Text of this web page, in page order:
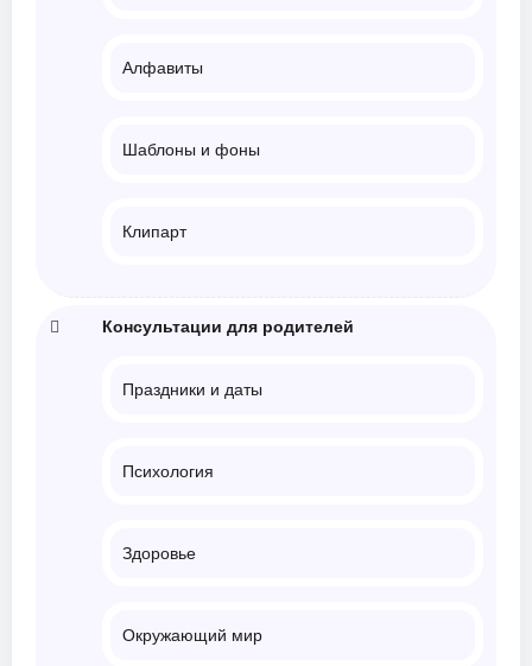
Алфавиты
Шаблоны и фоны
Клипарт
Консультации для родителей
Праздники и даты
Психология
Здоровье
Окружающий мир